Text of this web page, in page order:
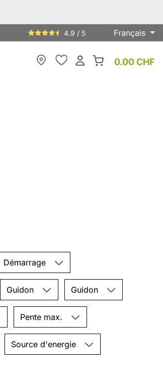
4.9 / 5 Français
0.00 CHF
Démarrage
Guidon Guidon
Pente max.
Source d'energie